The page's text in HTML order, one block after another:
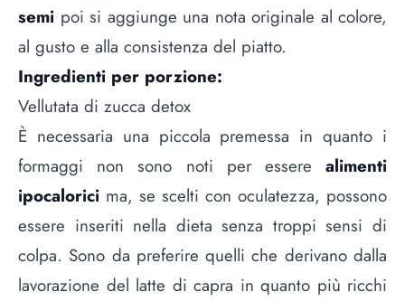
semi poi si aggiunge una nota originale al colore,
al gusto e alla consistenza del piatto.
Ingredienti per porzione:
Vellutata di zucca detox
È necessaria una piccola premessa in quanto i
formaggi non sono noti per essere alimenti
ipocalorici ma, se scelti con oculatezza, possono
essere inseriti nella dieta senza troppi sensi di
colpa. Sono da preferire quelli che derivano dalla
lavorazione del latte di capra in quanto più ricchi